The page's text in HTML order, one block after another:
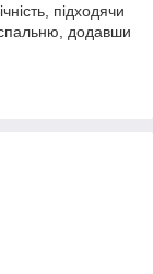
підходячи
спальню, додавши